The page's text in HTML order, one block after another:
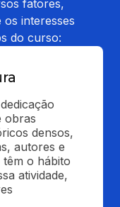
fatores,
os interesses
do curso:
obras
densos,
autores e
têm o hábito
atividade,